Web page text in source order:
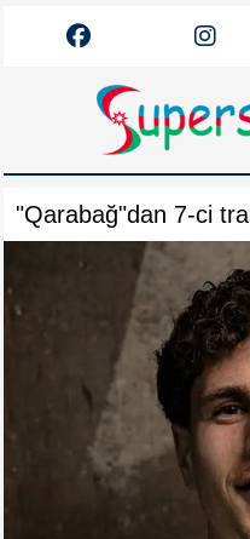
Əlaqə
Azərbaycan
Premyer Liqa
Superliqa
"Qarabağ"dan 7-ci